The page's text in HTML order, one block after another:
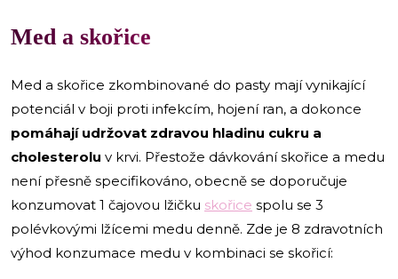
Med a skořice
Med a skořice zkombinované do pasty mají vynikající
potenciál v boji proti infekcím, hojení ran, a dokonce
pomáhají udržovat zdravou hladinu cukru a
cholesterolu v krvi. Přestože dávkování skořice a medu
není přesně specifikováno, obecně se doporučuje
konzumovat 1 čajovou lžičku skořice spolu se 3
polévkovými lžícemi medu denně. Zde je 8 zdravotních
výhod konzumace medu v kombinaci se skořicí: